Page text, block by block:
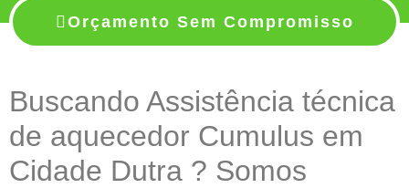
Orçamento Sem Compromisso
Buscando Assistência técnica
de aquecedor Cumulus em
Cidade Dutra ? Somos